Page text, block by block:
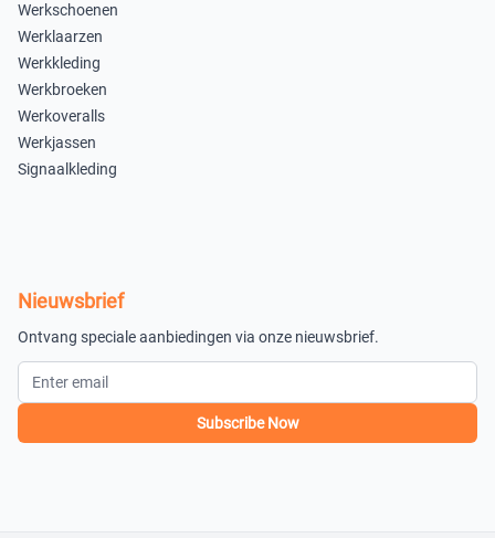
Werkschoenen
Werklaarzen
Werkkleding
Werkbroeken
Werkoveralls
Werkjassen
Signaalkleding
Nieuwsbrief
Ontvang speciale aanbiedingen via onze nieuwsbrief.
Subscribe Now